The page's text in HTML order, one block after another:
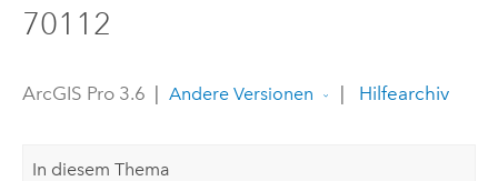
70112
ArcGIS Pro 3.6 Andere Versionen Hilfearchiv
In diesem Thema